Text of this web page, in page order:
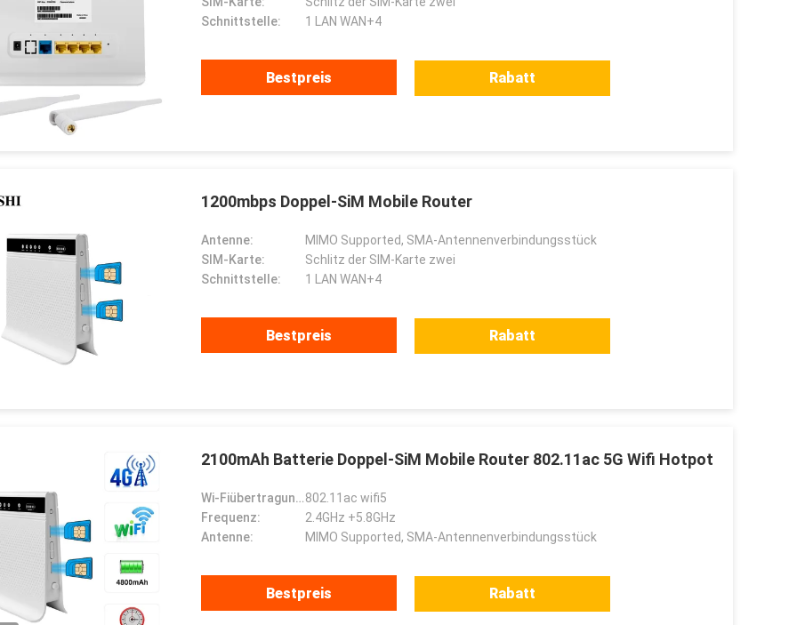
компания,
установила
и имеет
сотрудничество.
Gabriel Haddad
Wir sind zum Arbeiten gewesen,
sind guter Lieferant und gute
Freunde, unsere Ehre, zum mit
ihnen zu arbeiten.
Schnittstelle:
1 LAN WAN+4
Bestpreis Rabatt
1200mbps Doppel-SiM Mobile Router
Antenne:
MIMO Supported, SMA-Antennenverbindungsstück
SIM-Karte:
Schlitz der SIM-Karte zwei
Schnittstelle:
1 LAN WAN+4
Bestpreis Rabatt
2100mAh Batterie Doppel-SiM Mobile Router 802.11ac 5G Wifi Hotpot
Wi-Fiübertragungsstandard:802.11ac wifi5
Frequenz:
2.4GHz +5.8GHz
Antenne:
MIMO Supported, SMA-Antennenverbindungsstück
Bestpreis Rabatt